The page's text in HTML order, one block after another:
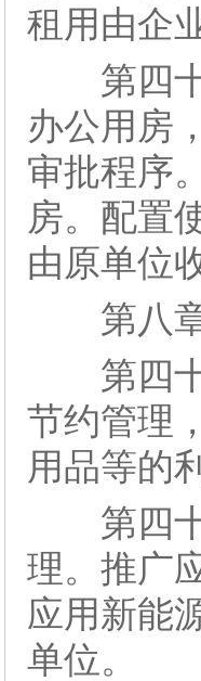
租用由企
第四十
办公用房
审批程序
房。配置
由原单位
第八章
第四十
节约管理
用品等的
第四十
理。推广
应用新能
单位。